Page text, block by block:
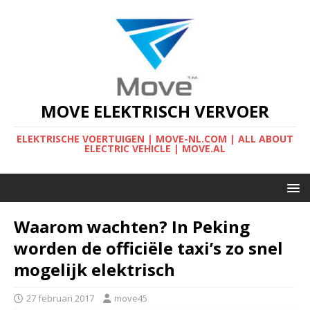
MOVE ELEKTRISCH VERVOER
ELEKTRISCHE VOERTUIGEN | MOVE-NL.COM | ALL ABOUT
ELECTRIC VEHICLE | MOVE.AL
Waarom wachten? In Peking
worden de officiële taxi’s zo snel
mogelijk elektrisch
27 februari 2017 move45